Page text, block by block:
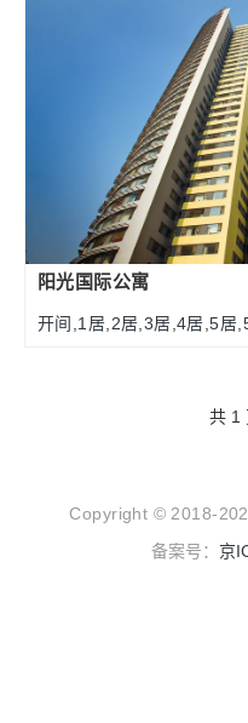
阳光国际公寓
开间,1居,2居,3居,4居,5居
共 1
Copyright © 2018-
备案号： 京